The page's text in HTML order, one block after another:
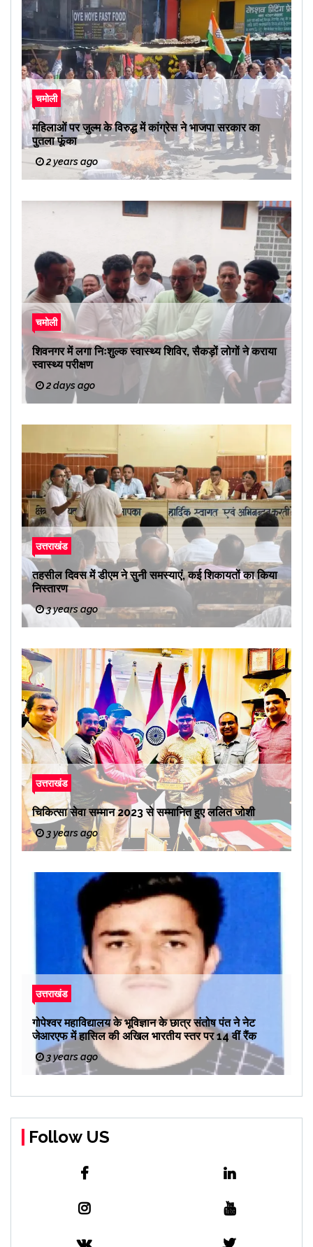
चमोली
महिलाओं पर जुल्म के विरुद्ध में कांग्रेस ने भाजपा सरकार का
पुतला फूंका
2 years ago
चमोली
शिवनगर में लगा निःशुल्क स्वास्थ्य शिविर, सैकड़ों लोगों ने कराया
स्वास्थ्य परीक्षण
2 days ago
उत्तराखंड
तहसील दिवस में डीएम ने सुनी समस्याएं, कई शिकायतों का किया
निस्तारण
3 years ago
उत्तराखंड
चिकित्सा सेवा सम्मान 2023 से सम्मानित हुए ललित जोशी
3 years ago
उत्तराखंड
गोपेश्वर महाविद्यालय के भूविज्ञान के छात्र संतोष पंत ने नेट
जेआरएफ में हासिल की अखिल भारतीय स्तर पर 14 वीं रैंक
3 years ago
Follow US